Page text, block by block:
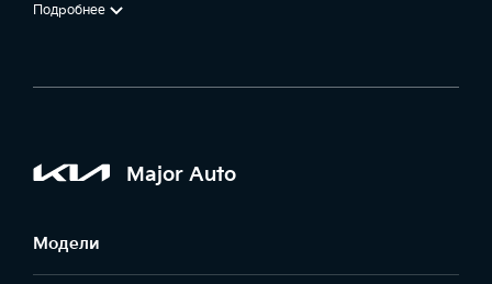
Подробнее
Major Auto
Модели